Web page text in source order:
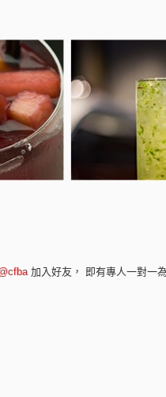
加入好友， 即有專人一對一